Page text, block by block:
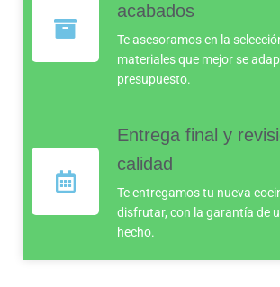
acabados
Te asesoramos en la
materiales que mejor se
presupuesto.
Entrega final y
calidad
Te entregamos tu nueva
disfrutar, con la garantía de
hecho.